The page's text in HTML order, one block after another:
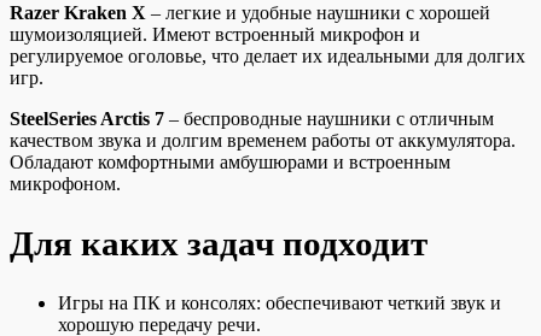
Razer Kraken X – легкие и удобные наушники с хорошей
шумоизоляцией. Имеют встроенный микрофон и
регулируемое оголовье, что делает их идеальными для долгих
игр.
SteelSeries Arctis 7 – беспроводные наушники с отличным
качеством звука и долгим временем работы от аккумулятора.
Обладают комфортными амбушюрами и встроенным
микрофоном.
Для каких задач подходит
Игры на ПК и консолях: обеспечивают четкий звук и
хорошую передачу речи.